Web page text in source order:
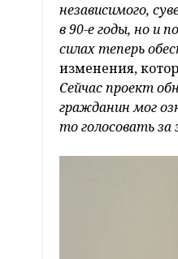
независимого,
в 90-е годы, но и
силах теперь
изменения,
Сейчас проект
гражданин мог
то голосовать